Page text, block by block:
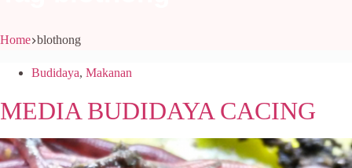
Home blothong
Budidaya, Makanan
MEDIA BUDIDAYA CACING